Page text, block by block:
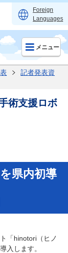
Foreign
Languages
メニュー
記者発表資
術支援ロボ
県内初導
「hinotori（ヒノ
入します。